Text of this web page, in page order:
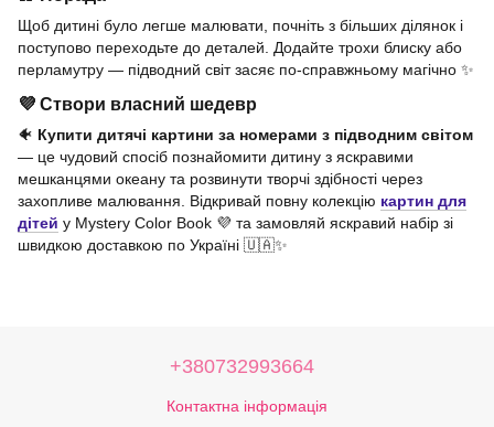
Щоб дитині було легше малювати, почніть з більших ділянок і
поступово переходьте до деталей. Додайте трохи блиску або
перламутру — підводний світ засяє по-справжньому магічно ✨
💜 Створи власний шедевр
🐠 Купити дитячі картини за номерами з підводним світом
— це чудовий спосіб познайомити дитину з яскравими
мешканцями океану та розвинути творчі здібності через
захопливе малювання. Відкривай повну колекцію картин для
дітей у Mystery Color Book 💜 та замовляй яскравий набір зі
швидкою доставкою по Україні 🇺🇦✨
+380732993664
Контактна інформація